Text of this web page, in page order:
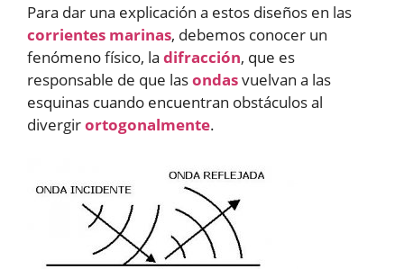
Para dar una explicación a estos diseños en las
corrientes marinas, debemos conocer un
fenómeno físico, la difracción, que es
responsable de que lasondasvuelvan a las
esquinas cuando encuentran obstáculos al
divergirortogonalmente.